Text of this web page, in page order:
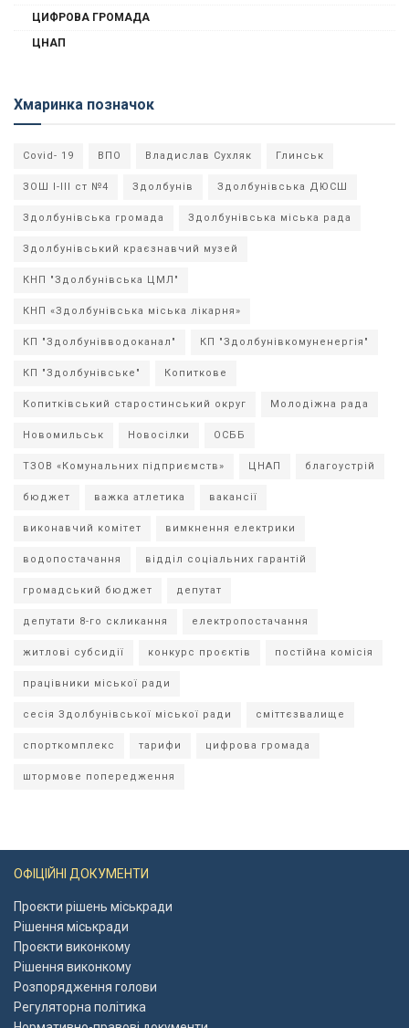
ЦИФРОВА ГРОМАДА
ЦНАП
Хмаринка позначок
Covid- 19 ВПО Владислав Сухляк Глинськ
ЗОШ І-ІІІ ст №4 Здолбунів Здолбунівська ДЮСШ
Здолбунівська громада Здолбунівська міська рада
Здолбунівський краєзнавчий музей
КНП "Здолбунівська ЦМЛ"
КНП «Здолбунівська міська лікарня»
КП "Здолбунівводоканал" КП "Здолбунівкомуненергія"
КП "Здолбунівське" Копиткове
Копитківський старостинський округ Молодіжна рада
Новомильськ Новосілки ОСББ
ТЗОВ «Комунальних підприємств» ЦНАП благоустрій
бюджет важка атлетика вакансії
виконавчий комітет вимкнення електрики
водопостачання відділ соціальних гарантій
громадський бюджет депутат
депутати 8-го скликання електропостачання
житлові субсидії конкурс проєктів постійна комісія
працівники міської ради
сесія Здолбунівської міської ради сміттєзвалище
спорткомплекс тарифи цифрова громада
штормове попередження
ОФІЦІЙНІ ДОКУМЕНТИ
Проєкти рішень міськради
Рішення міськради
Проєкти виконкому
Рішення виконкому
Розпорядження голови
Регуляторна політика